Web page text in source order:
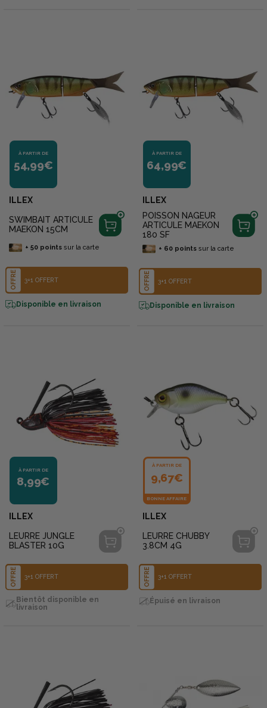
À PARTIR DE
54,99€
ILLEX
SWIMBAIT ARTICULE
MAEKON 15CM
+ 50pointssur la carte
OFFRE 3+1 OFFERT
Disponible en livraison
À PARTIR DE
64,99€
ILLEX
POISSON NAGEUR
ARTICULE MAEKON
180 SF
+ 60pointssur la carte
OFFRE 3+1 OFFERT
Disponible en livraison
À PARTIR DE
8,99€
ILLEX
LEURRE JUNGLE
BLASTER 10G
OFFRE 3+1 OFFERT
Bientôt disponible en
livraison
À PARTIR DE
9,67€
BONNE AFFAIRE
ILLEX
LEURRE CHUBBY
3.8CM 4G
OFFRE 3+1 OFFERT
Épuisé en livraison